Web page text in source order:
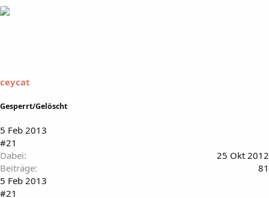
ceycat
Gesperrt/Gelöscht
5 Feb 2013
#21
Dabei
25 Okt 2012
Beiträge
81
5 Feb 2013
#21